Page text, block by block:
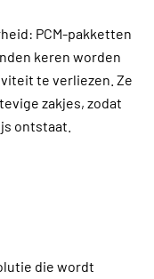
PCM-pakketten
keren worden
te verliezen. Ze
zakjes, zodat
ontstaat.
die wordt